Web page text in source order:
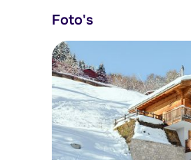
Foto's